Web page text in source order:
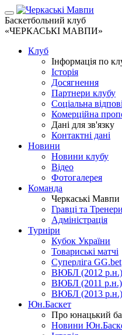
Баскетбольний клуб
«ЧЕРКАСЬКІ МАВПИ»
Клуб
Інформація по
Історія
Досягнення
Партнери клубу
Соціальна
Комерційна
Дані для зв'язку
Контактні дані
Новини
Новини клубу
Відео
Фотогалерея
Команда
Черкаські Мавпи
Гравці та Тренери
Адміністрація
Турніри
Кубок України
Товариські матчі
Суперліга GG.bet
ВЮБЛ (2012 р.н.)
ВЮБЛ (2011 р.н.)
ВЮБЛ (2013 р.н.)
Юн.Баскет
Про юнацький
Новини